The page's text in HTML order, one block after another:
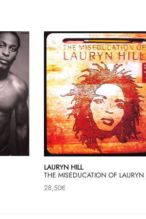
LAURYN HILL
THE MISEDUCATION OF LAURYN
28,50€